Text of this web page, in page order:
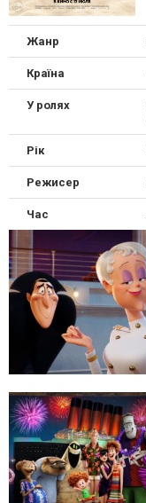
Жанр
Країна
У ролях
Рік
Режисер
Час